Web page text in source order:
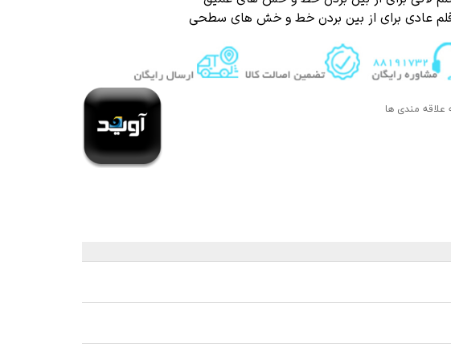
آب
قلم عادی برای از بین بردن خط و خش های سطحی
علاقه مندی ها